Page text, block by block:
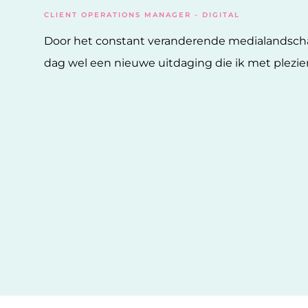
CLIENT OPERATIONS MANAGER - DIGITAL
Door het constant veranderende
dag wel een nieuwe uitdaging die ik met